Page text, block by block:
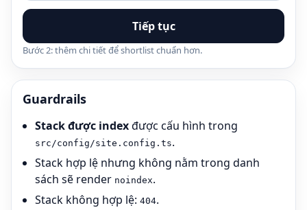
Tiếp tục
Bước 2: thêm chi tiết để shortlist chuẩn hơn.
Guardrails
Stack được indexđược cấu hình trong
src/config/site.config.ts.
Stack hợp lệ nhưng không nằm trong danh
sách sẽ render noindex.
Stack không hợp lệ: 404.